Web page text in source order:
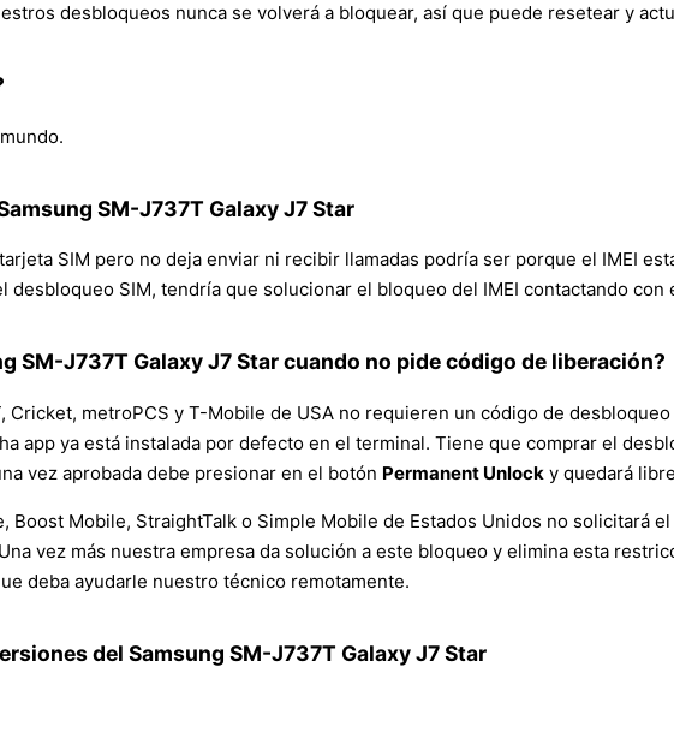
desbloqueos nunca se volverá a bloquear, así que puede resetear y
SM-J737T Galaxy J7 Star
SIM pero no deja enviar ni recibir llamadas podría ser porque el IMEI
desbloqueo SIM, tendría que solucionar el bloqueo del IMEI contactando con
SM-J737T Galaxy J7 Star cuando no pide código de liberación?
Cricket, metroPCS y T-Mobile de USA no requieren un código de
app ya está instalada por defecto en el terminal. Tiene que comprar el
vez aprobada debe presionar en el botón Permanent Unlock y quedará
Boost Mobile, StraightTalk o Simple Mobile de Estados Unidos no solicitará
vez más nuestra empresa da solución a este bloqueo y elimina esta
deba ayudarle nuestro técnico remotamente.
del Samsung SM-J737T Galaxy J7 Star